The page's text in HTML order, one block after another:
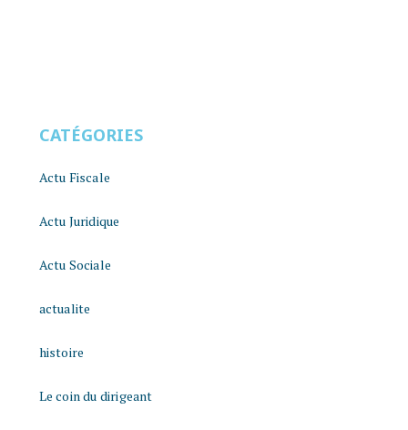
CATÉGORIES
Actu Fiscale
Actu Juridique
Actu Sociale
actualite
histoire
Le coin du dirigeant